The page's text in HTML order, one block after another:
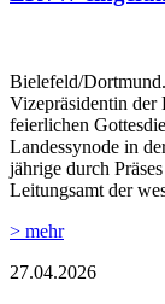
Bielefeld/
Vizepräsidentin der
feierlichen
Landessynode in
jährige durch
Leitungsamt der
> mehr
27.04.2026